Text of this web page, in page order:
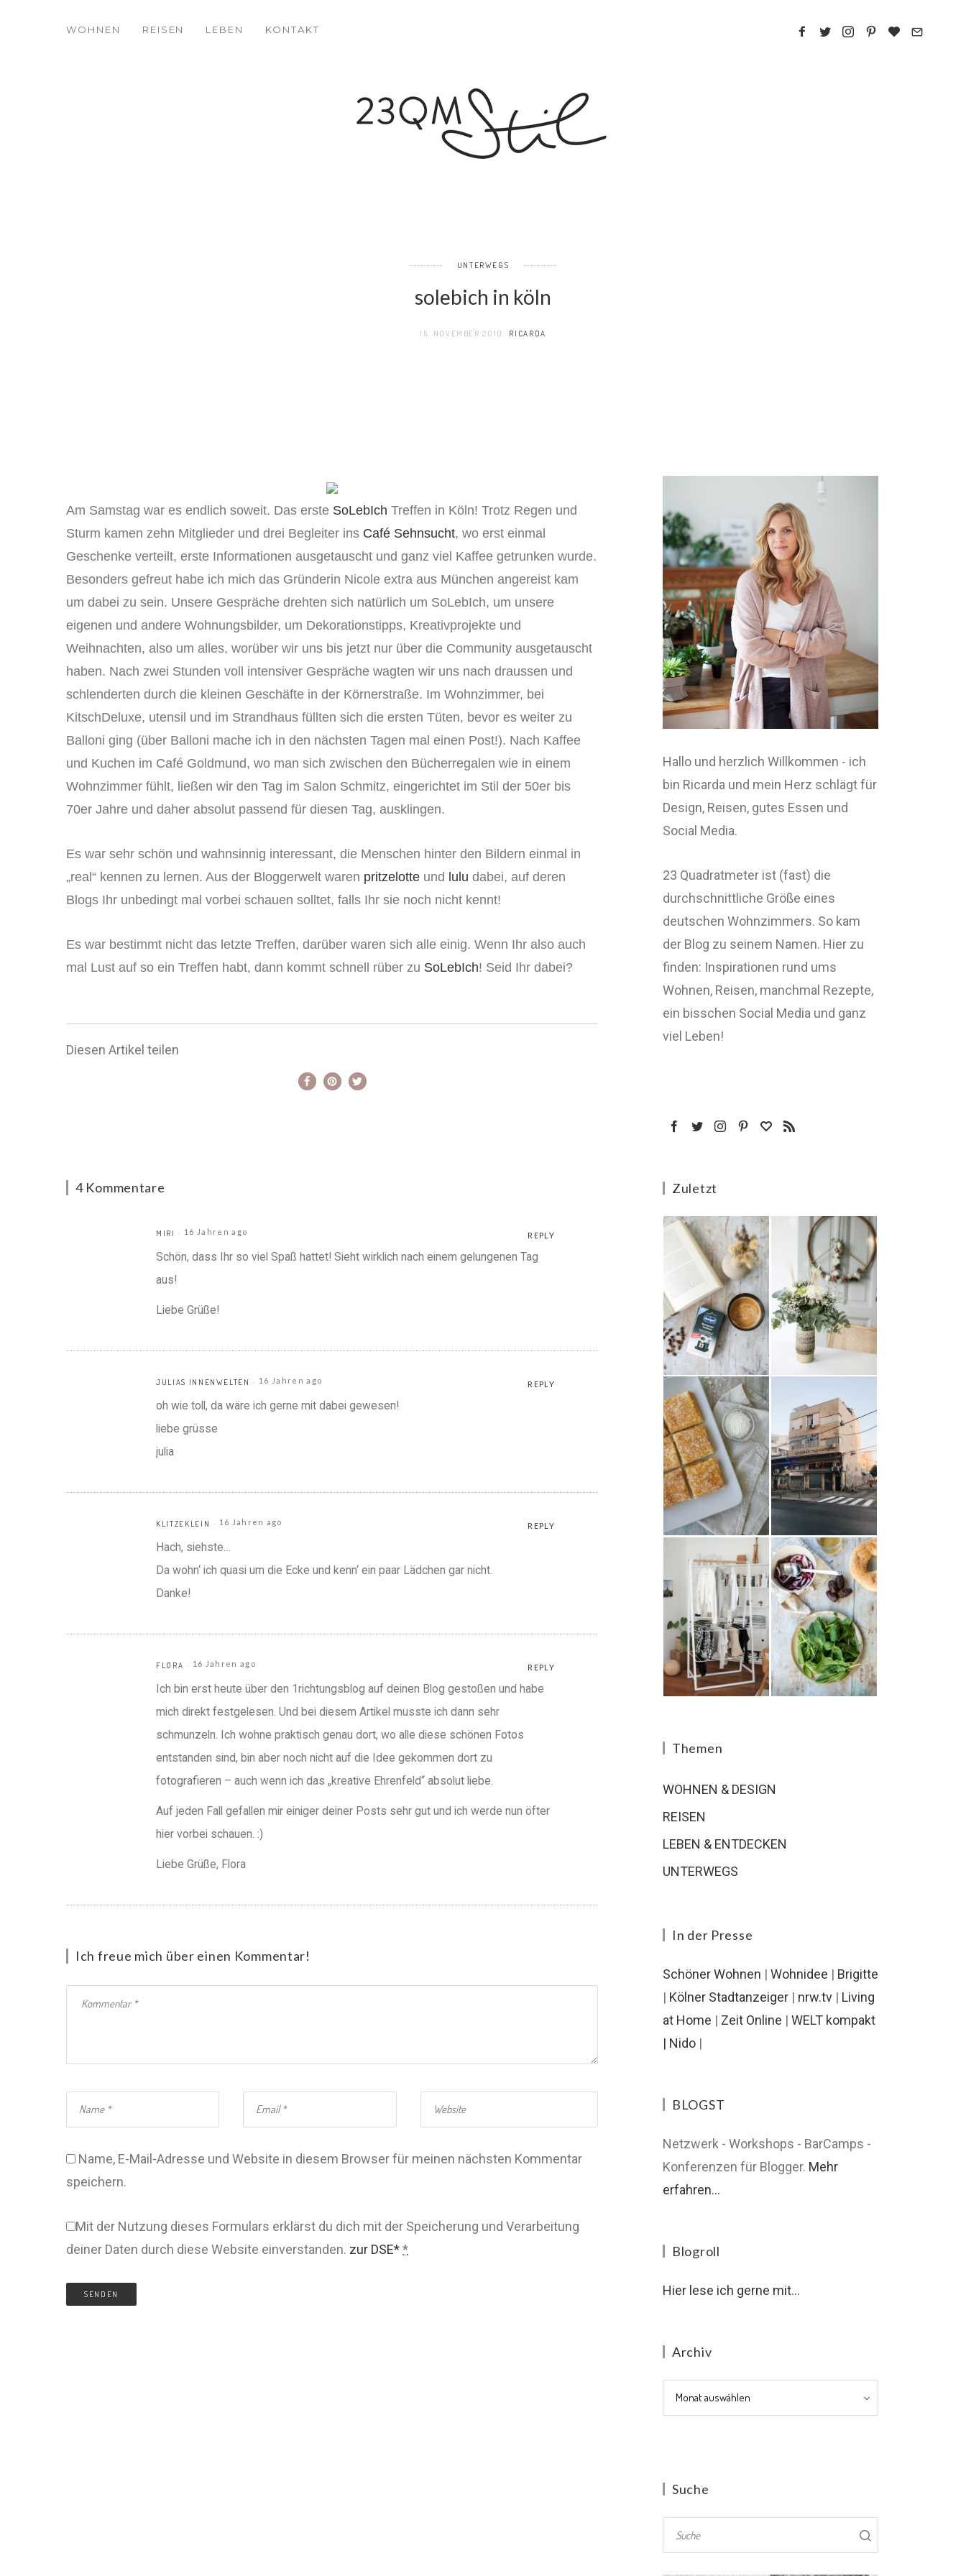
WOHNEN REISEN LEBEN KONTAKT
UNTERWEGS
solebich in köln
15. NOVEMBER 2010 RICARDA
Am Samstag war es endlich soweit. Das erste SoLebIch Treffen in Köln! Trotz Regen und
Sturm kamen zehn Mitglieder und drei Begleiter ins Café Sehnsucht, wo erst einmal
Geschenke verteilt, erste Informationen ausgetauscht und ganz viel Kaffee getrunken wurde.
Besonders gefreut habe ich mich das Gründerin Nicole extra aus München angereist kam
um dabei zu sein. Unsere Gespräche drehten sich natürlich um SoLebIch, um unsere
eigenen und andere Wohnungsbilder, um Dekorationstipps, Kreativprojekte und
Weihnachten, also um alles, worüber wir uns bis jetzt nur über die Community ausgetauscht
haben. Nach zwei Stunden voll intensiver Gespräche wagten wir uns nach draussen und
schlenderten durch die kleinen Geschäfte in der Körnerstraße. Im Wohnzimmer, bei
KitschDeluxe, utensil und im Strandhaus füllten sich die ersten Tüten, bevor es weiter zu
Balloni ging (über Balloni mache ich in den nächsten Tagen mal einen Post!). Nach Kaffee
und Kuchen im Café Goldmund, wo man sich zwischen den Bücherregalen wie in einem
Wohnzimmer fühlt, ließen wir den Tag im Salon Schmitz, eingerichtet im Stil der 50er bis
70er Jahre und daher absolut passend für diesen Tag, ausklingen.
Es war sehr schön und wahnsinnig interessant, die Menschen hinter den Bildern einmal in
„real“ kennen zu lernen. Aus der Bloggerwelt waren pritzelotte und lulu dabei, auf deren
Blogs Ihr unbedingt mal vorbei schauen solltet, falls Ihr sie noch nicht kennt!
Es war bestimmt nicht das letzte Treffen, darüber waren sich alle einig. Wenn Ihr also auch
mal Lust auf so ein Treffen habt, dann kommt schnell rüber zu SoLebIch! Seid Ihr dabei?
Diesen Artikel teilen
4 Kommentare
MIRI 16 Jahren ago REPLY
Schön, dass Ihr so viel Spaß hattet! Sieht wirklich nach einem gelungenen Tag
aus!
Liebe Grüße!
JULIAS INNENWELTEN 16 Jahren ago REPLY
oh wie toll, da wäre ich gerne mit dabei gewesen!
liebe grüsse
julia
KLITZEKLEIN 16 Jahren ago REPLY
Hach, siehste…
Da wohn‘ ich quasi um die Ecke und kenn‘ ein paar Lädchen gar nicht.
Danke!
FLORA 16 Jahren ago REPLY
Ich bin erst heute über den 1richtungsblog auf deinen Blog gestoßen und habe
mich direkt festgelesen. Und bei diesem Artikel musste ich dann sehr
schmunzeln. Ich wohne praktisch genau dort, wo alle diese schönen Fotos
entstanden sind, bin aber noch nicht auf die Idee gekommen dort zu
fotografieren – auch wenn ich das „kreative Ehrenfeld“ absolut liebe.
Auf jeden Fall gefallen mir einiger deiner Posts sehr gut und ich werde nun öfter
hier vorbei schauen. :)
Liebe Grüße, Flora
Ich freue mich über einen Kommentar!
Name, E-Mail-Adresse und Website in diesem Browser für meinen nächsten Kommentar
speichern.
Mit der Nutzung dieses Formulars erklärst du dich mit der Speicherung und Verarbeitung
deiner Daten durch diese Website einverstanden. zur DSE**
Hallo und herzlich Willkommen - ich
bin Ricarda und mein Herz schlägt für
Design, Reisen, gutes Essen und
Social Media.
23 Quadratmeter ist (fast) die
durchschnittliche Größe eines
deutschen Wohnzimmers. So kam
der Blog zu seinem Namen. Hier zu
finden: Inspirationen rund ums
Wohnen, Reisen, manchmal Rezepte,
ein bisschen Social Media und ganz
viel Leben!
Zuletzt
Themen
WOHNEN & DESIGN
REISEN
LEBEN & ENTDECKEN
UNTERWEGS
In der Presse
Schöner Wohnen | Wohnidee | Brigitte
| Kölner Stadtanzeiger | nrw.tv | Living
at Home | Zeit Online | WELT kompakt
| Nido |
BLOGST
Netzwerk - Workshops - BarCamps -
Konferenzen für Blogger. Mehr
erfahren...
Blogroll
Hier lese ich gerne mit...
Archiv
Archiv
Suche